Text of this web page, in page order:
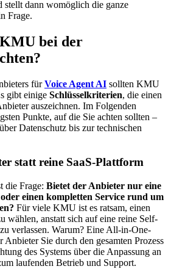
stellt dann womöglich die ganze
Frage.
bei der
fürVoice Agent AI sollten KMU
gibt einige Schlüsselkriterien, die einen
auszeichnen. Im Folgenden
Punkte, auf die Sie achten sollten –
Datenschutz bis zur technischen
statt reine SaaS-Plattform
die Frage: Bietet der Anbieter nur eine
einen kompletten Service rund um
Für viele KMU ist es ratsam, einen
wählen, anstatt sich auf eine reine Self-
verlassen. Warum? Eine All-in-One-
Anbieter Sie durch den gesamten Prozess
des Systems über die Anpassung an
laufenden Betrieb und Support.